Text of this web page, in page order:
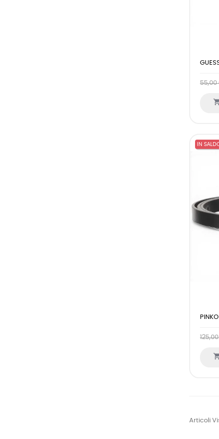
55,00
IN
Articoli